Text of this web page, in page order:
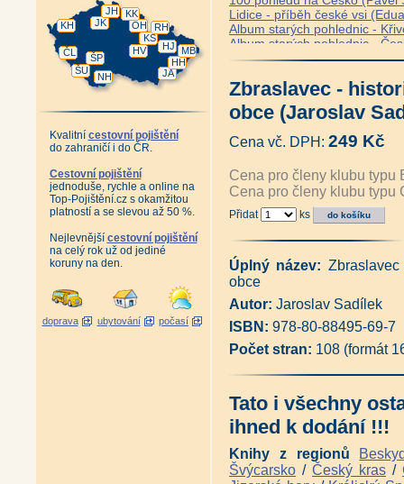
JA
HH
MB
HJ
HV
NH
KS
RH
ŠP
ŠU
OH
JK
KK
ČL
JH
KH
Kvalitní cestovní pojištění
do zahraničí i do ČR.
Cestovní pojištění
jednoduše, rychle a online na
Top-Pojištění.cz s okamžitou
platností a se slevou až 50 %.
Nejlevnější cestovní pojištění
na celý rok už od jediné
koruny na den.
doprava ubytování počasí
Lidice - příběh české vsi
Album starých pohlednic -
Album starých pohlednic -
Album starých pohlednic -
Album starých pohlednic
Album starých pohlednic
Album starých pohlednic
Antikvariát - Album starých
Album starých pohlednic -
Album starých pohlednic -
Antikvariát - Šumpersko,
Album starých pohlednic -
Album starých pohlednic -
Album starých pohlednic -
Album starých pohlednic -
Album starých pohlednic -
Adršpašsko-
teplické skály na historických
Antikvariát - Karlovy Vary a
Album starých pohlednic -
Posázavský Pacifik Světlá -
Železniční trať Praha -
Železniční tratě Ústecko-
teplické dráhy na starých
Ústeckým krajem vlakem i
Železniční trať z Pardubic do
Zbraslavec -
obce (Jaroslav
Cena vč. DPH: 249 Kč
Cena pro členy klubu typu
Cena pro členy klubu typu
Přidat ks
Úplný název:
obce
Autor: Jaroslav Sadílek
ISBN: 978-80-88495-69-7
Počet stran: 108 (formát
Tato i všechny
ihned k dodání !!!
Knihy z regionů
Švýcarsko / Český kras /